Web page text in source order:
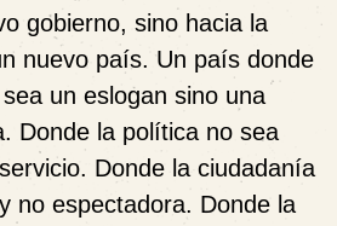
gobierno, sino hacia la
nuevo país. Un país donde
un eslogan sino una
Donde la política no sea
Donde la ciudadanía
no espectadora. Donde la